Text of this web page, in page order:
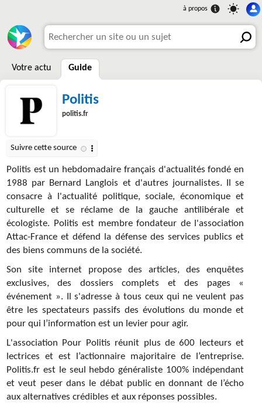
Votre actu Guide
Politis
politis.fr
Politis est un hebdomadaire français d'actualités fondé en
1988 par Bernard Langlois et d'autres journalistes. Il se
consacre à l'actualité politique, sociale, économique et
culturelle et se réclame de la gauche antilibérale et
écologiste. Politis est membre fondateur de l'association
Attac-France et défend la défense des services publics et
des biens communs de la société.
Son site internet propose des articles, des enquêtes
exclusives, des dossiers complets et des pages «
événement ». Il s'adresse à tous ceux qui ne veulent pas
être les spectateurs passifs des évolutions du monde et
pour qui l’information est un levier pour agir.
L'association Pour Politis réunit plus de 600 lecteurs et
lectrices et est l’actionnaire majoritaire de l’entreprise.
Politis.fr est le seul hebdo généraliste 100% indépendant
et veut peser dans le débat public en donnant de l’écho
aux alternatives crédibles et aux réponses possibles.